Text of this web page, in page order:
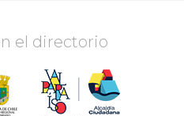
el directorio